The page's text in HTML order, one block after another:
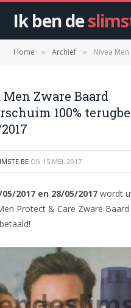
Ik ben de
Home » Archief » Nivea Men Zware Baard
Zware Baard
100%
ON 15 MEI, 2017
2017 en 28/05/2017 wordt
Protect & Care Zware